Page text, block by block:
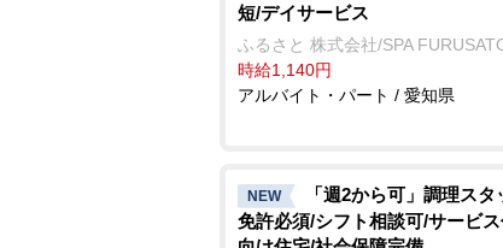
短/デイサービス
ふるさと 株式会社/SPA
時給1,140円
アルバイト・パート / 愛知県
NEW
「週2から可」調理ス
免許必須/シフト相談可/サービ